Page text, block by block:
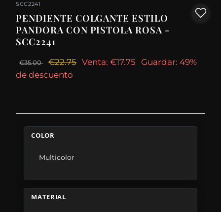
SCC2241
PENDIENTE COLGANTE ESTILO
PANDORA CON PISTOLA ROSA -
SCC2241
€35.00 €22.75 Venta: €17.75
Guardar: 49%
de descuento
COLOR
Multicolor
MATERIAL